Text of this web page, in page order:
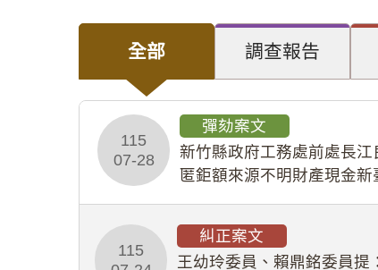
全部 調查報告
115
07-28
彈劾案文
新竹縣政府工務處前處長
匿鉅額來源不明財產現金
115
糾正案文
王幼玲委員、賴鼎銘委員提